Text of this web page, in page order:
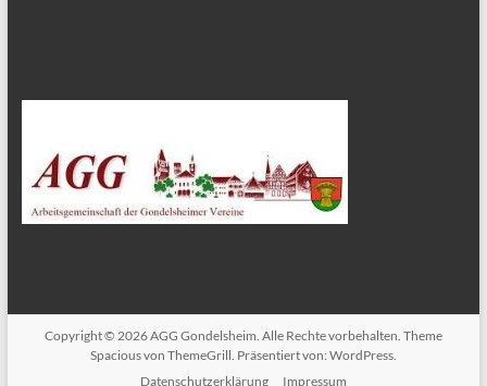
Copyright © 2026AGG Gondelsheim . Alle Rechte vorbehalten. Theme
Spaciousvon ThemeGrill. Präsentiert von: WordPress.
Datenschutzerklärung
Impressum